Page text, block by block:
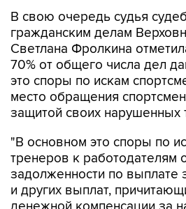
В свою очередь судья
гражданским делам
Светлана Фролкина
70% от общего числа дел
это споры по искам
место обращения
защитой своих нарушенных
"В основном это споры по
тренеров к работодателям
задолженности по выплате
и других выплат,